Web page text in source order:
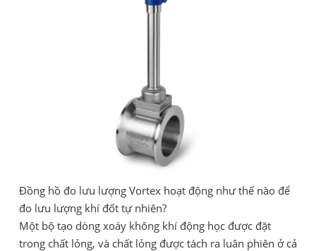
Đồng hồ đo lưu lượng Vortex hoạt động như thế nào để
đo lưu lượng khí đốt tự nhiên?
Một bộ tạo dòng xoáy không khí động học được đặt
trong chất lỏng, và chất lỏng được tách ra luân phiên ở cả